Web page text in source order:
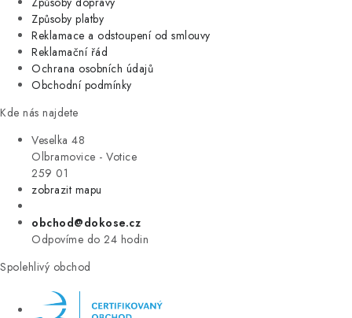
Způsoby platby
Reklamace a odstoupení od smlouvy
Reklamační řád
Ochrana osobních údajů
Obchodní podmínky
Kde nás najdete
Veselka 48
Olbramovice - Votice
259 01
zobrazit mapu
obchod@dokose.cz
Odpovíme do 24 hodin
Spolehlivý obchod
ORGANIZACE
DOMÁCNOST
ÚKLID
VÝPRODEJ
ZNAČKY
Úvod Kontakt Blog
Moje objednávka